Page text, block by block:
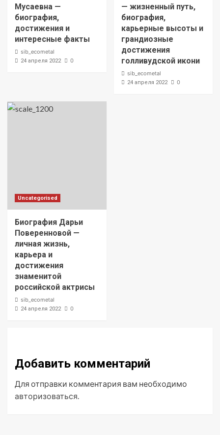
Мусаевна —
биография,
достижения и
интересные факты
sib_ecometal
24 апреля 2022 0
— жизненный путь,
биография,
карьерные высоты и
грандиозные
достижения
голливудской икони
sib_ecometal
24 апреля 2022 0
Uncategorised
Биография Дарьи
Поверенновой —
личная жизнь,
карьера и
достижения
знаменитой
российской актрисы
sib_ecometal
24 апреля 2022 0
Добавить комментарий
Для отправки комментария вам необходимо
авторизоваться.